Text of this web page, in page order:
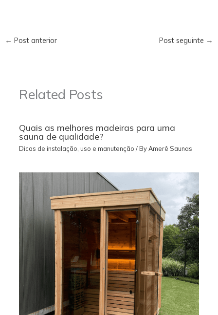
← Post anterior Post seguinte →
Related Posts
Quais as melhores madeiras para uma
sauna de qualidade?
Dicas de instalação, uso e manutenção / ByAmerê Saunas